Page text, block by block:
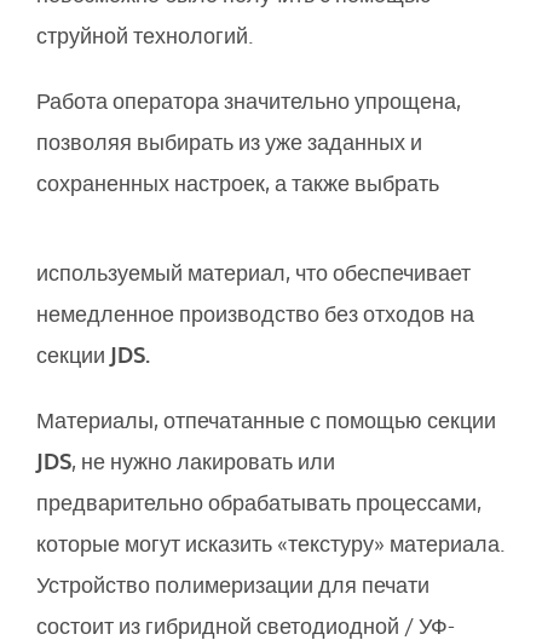
струйной технологий.
Работа оператора значительно упрощена,
позволяя выбирать из уже заданных и
сохраненных настроек, а также выбрать
используемый материал, что обеспечивает
немедленное производство без отходов на
секции JDS.
Материалы, отпечатанные с помощью секции
JDS, не нужно лакировать или
предварительно обрабатывать процессами,
которые могут исказить «текстуру» материала.
Устройство полимеризации для печати
состоит из гибридной светодиодной / УФ-